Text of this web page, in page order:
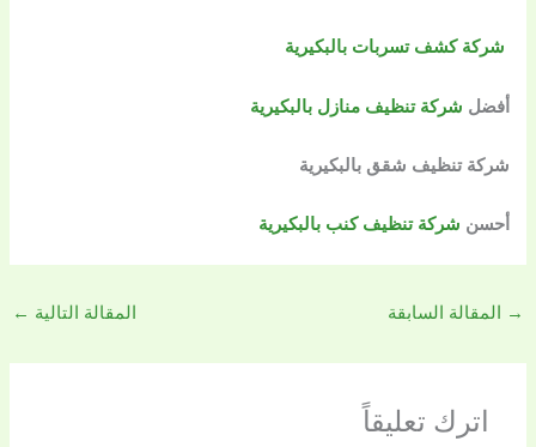
شركة كشف تسربات بالبكيرية
أفضل شركة تنظيف منازل بالبكيرية
شركة تنظيف شقق بالبكيرية
أحسن شركة تنظيف كنب بالبكيرية
→ المقالة السابقة المقالة التالية ←
اترك تعليقاً